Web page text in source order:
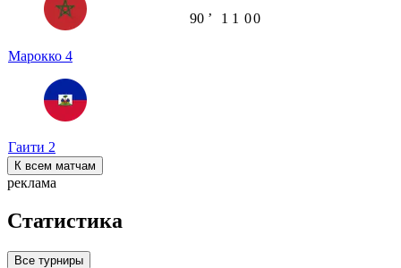
Марокко 4
Гаити 2
90 ʼ 1 1 00
К всем матчам
реклама
Статистика
Все турниры